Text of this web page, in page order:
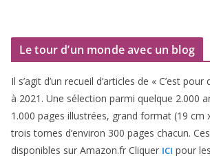
Le tour d’un monde avec un blog
Il s’agit d’un recueil d’ar­ticles de « C’est pour
à 2021 . Une sélec­tion par­mi quelque 2.000
1 .000 pages illus­trées, grand for­mat (19 cm
trois tomes d’environ 300 pages cha­cun.
dis­po­nibles sur Amazon​.fr Cliquer ICI pour